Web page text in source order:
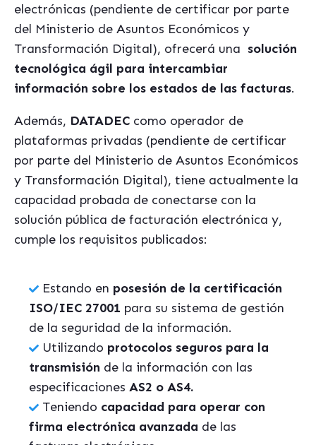
electrónicas (pendiente de certificar por parte
del Ministerio de Asuntos Económicos y
Transformación Digital), ofrecerá una solución
tecnológica ágil para intercambiar
información sobre los estados de las facturas.
Además, DATADEC como operador de
plataformas privadas (pendiente de certificar
por parte del Ministerio de Asuntos Económicos
y Transformación Digital), tiene actualmente la
capacidad probada de conectarse con la
solución pública de facturación electrónica y,
cumple los requisitos publicados:
Estando en posesión de la certificación
ISO/IEC 27001 para su sistema de gestión
de la seguridad de la información.
Utilizando protocolos seguros para la
transmisión de la información con las
especificaciones AS2 o AS4.
Teniendo capacidad para operar con
firma electrónica avanzada de las